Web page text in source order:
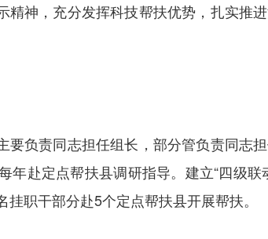
神，充分发挥科技帮扶优势，扎实推
负责同志担任组长，部分管负责同志
赴定点帮扶县调研指导。建立“四级联
职干部分赴5个定点帮扶县开展帮扶。